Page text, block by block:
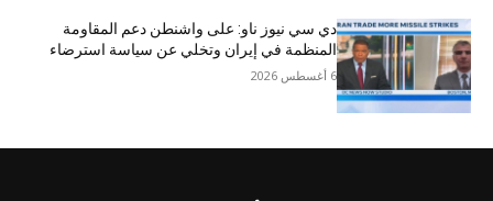
دي سي نيوز ناو: على واشنطن دعم المقاومة
المنظمة في إيران وتخلي عن سياسة استرضاء
6 أغسطس 2026